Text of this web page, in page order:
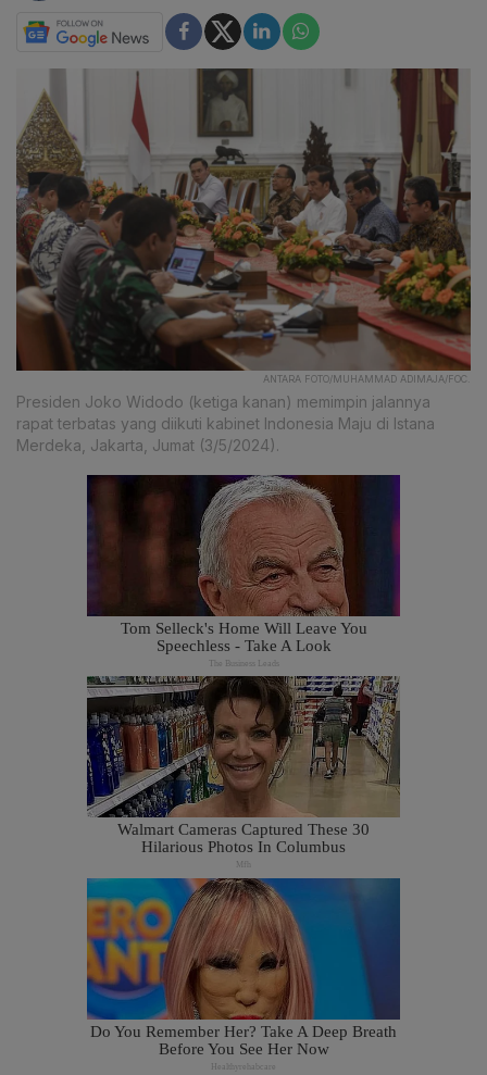
ANTARA FOTO/MUHAMMAD ADIMAJA/FOC.
Presiden Joko Widodo (ketiga kanan) memimpin jalannya
rapat terbatas yang diikuti kabinet Indonesia Maju di Istana
Merdeka, Jakarta, Jumat (3/5/2024).